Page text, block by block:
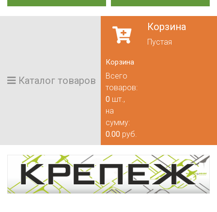
Каталог товаров
Корзина
Пустая
Корзина
Всего
товаров:
0 шт.,
на
сумму:
0.00 руб.